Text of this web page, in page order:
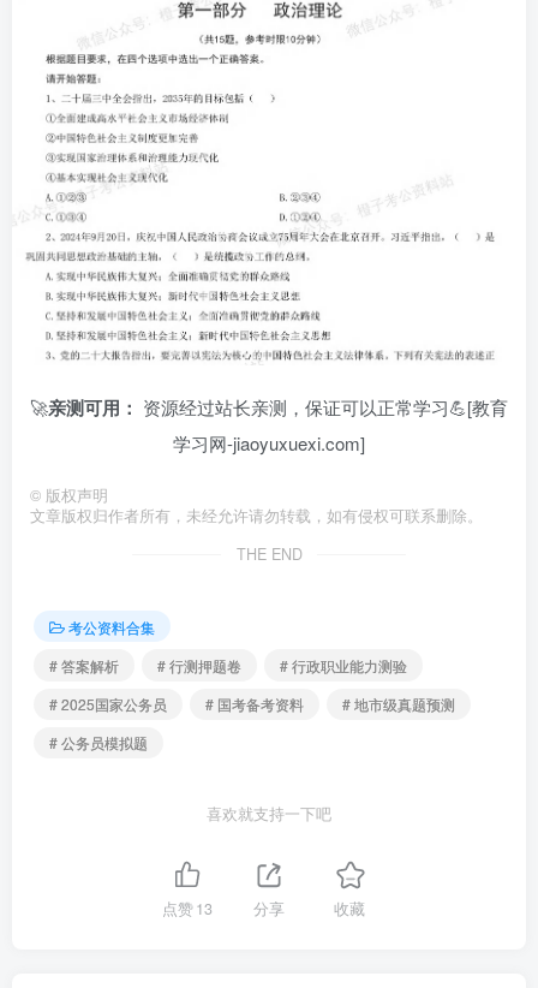
🚀亲测可用： 资源经过站长亲测，保证可以正常学习💪[教育
学习网-jiaoyuxuexi.com]
© 版权声明
文章版权归作者所有，未经允许请勿转载，如有侵权可联系删除。
THE END
考公资料合集
# 答案解析
# 行测押题卷
# 行政职业能力测验
# 2025国家公务员
# 国考备考资料
# 地市级真题预测
# 公务员模拟题
喜欢就支持一下吧
点赞13 分享 收藏